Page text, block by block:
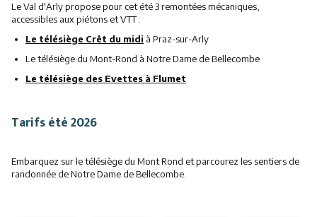
Le Val d'Arly propose pour cet été 3 remontées mécaniques,
accessibles aux piétons et VTT :
Le télésiège Crêt du midi à Praz-sur-Arly
Le télésiège du Mont-Rond à Notre Dame de Bellecombe
Le télésiège des Evettes à Flumet
Tarifs été 2026
Embarquez sur le télésiège du Mont Rond et parcourez les sentiers de
randonnée de Notre Dame de Bellecombe.